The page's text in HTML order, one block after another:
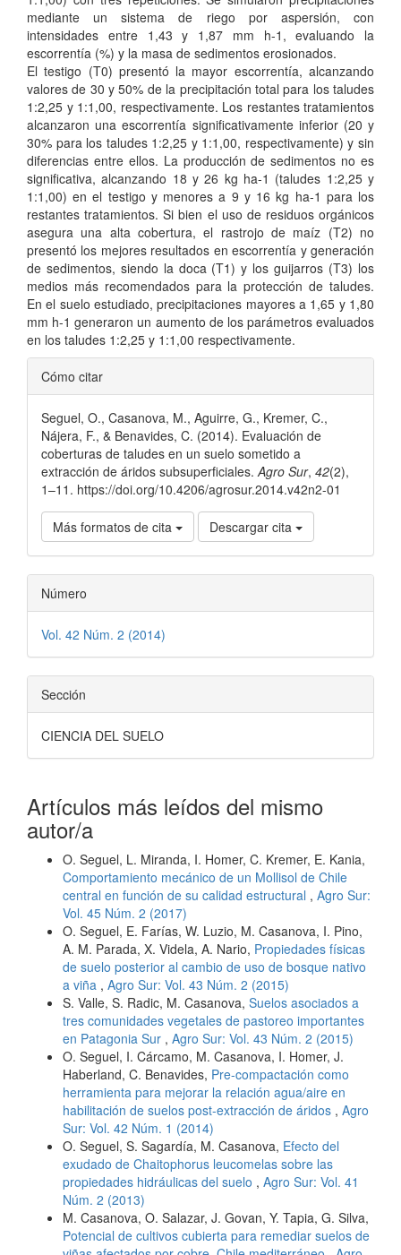
mediante un sistema de riego por aspersión, con
intensidades entre 1,43 y 1,87 mm h-1, evaluando la
escorrentía (%) y la masa de sedimentos erosionados.
El testigo (T0) presentó la mayor escorrentía, alcanzando
valores de 30 y 50% de la precipitación total para los taludes
1:2,25 y 1:1,00, respectivamente. Los restantes tratamientos
alcanzaron una escorrentía significativamente inferior (20 y
30% para los taludes 1:2,25 y 1:1,00, respectivamente) y sin
diferencias entre ellos. La producción de sedimentos no es
significativa, alcanzando 18 y 26 kg ha-1 (taludes 1:2,25 y
1:1,00) en el testigo y menores a 9 y 16 kg ha-1 para los
restantes tratamientos. Si bien el uso de residuos orgánicos
asegura una alta cobertura, el rastrojo de maíz (T2) no
presentó los mejores resultados en escorrentía y generación
de sedimentos, siendo la doca (T1) y los guijarros (T3) los
medios más recomendados para la protección de taludes.
En el suelo estudiado, precipitaciones mayores a 1,65 y 1,80
mm h-1 generaron un aumento de los parámetros evaluados
en los taludes 1:2,25 y 1:1,00 respectivamente.
Detalles
del
artículo
Cómo citar
Seguel, O., Casanova, M., Aguirre, G., Kremer, C.,
Nájera, F., & Benavides, C. (2014). Evaluación de
coberturas de taludes en un suelo sometido a
extracción de áridos subsuperficiales. Agro Sur, 42(2),
1–11. https://doi.org/10.4206/agrosur.2014.v42n2-01
Más formatos de cita Descargar cita
Número
Vol. 42 Núm. 2 (2014)
Sección
CIENCIA DEL SUELO
Artículos más leídos del mismo
autor/a
O. Seguel, L. Miranda, I. Homer, C. Kremer, E. Kania,
Comportamiento mecánico de un Mollisol de Chile
central en función de su calidad estructural , Agro Sur:
Vol. 45 Núm. 2 (2017)
O. Seguel, E. Farías, W. Luzio, M. Casanova, I. Pino,
A. M. Parada, X. Videla, A. Nario, Propiedades físicas
de suelo posterior al cambio de uso de bosque nativo
a viña , Agro Sur: Vol. 43 Núm. 2 (2015)
S. Valle, S. Radic, M. Casanova, Suelos asociados a
tres comunidades vegetales de pastoreo importantes
en Patagonia Sur , Agro Sur: Vol. 43 Núm. 2 (2015)
O. Seguel, I. Cárcamo, M. Casanova, I. Homer, J.
Haberland, C. Benavides, Pre-compactación como
herramienta para mejorar la relación agua/aire en
habilitación de suelos post-extracción de áridos , Agro
Sur: Vol. 42 Núm. 1 (2014)
O. Seguel, S. Sagardía, M. Casanova, Efecto del
exudado de Chaitophorus leucomelas sobre las
propiedades hidráulicas del suelo , Agro Sur: Vol. 41
Núm. 2 (2013)
M. Casanova, O. Salazar, J. Govan, Y. Tapia, G. Silva,
Potencial de cultivos cubierta para remediar suelos de